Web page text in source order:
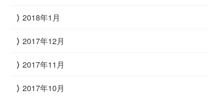
2018年1月
2017年12月
2017年11月
2017年10月